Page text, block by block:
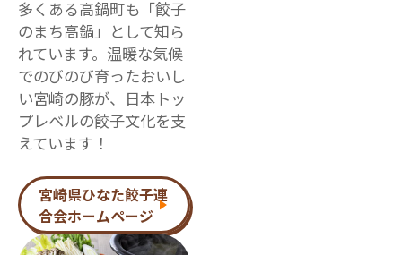
多くある高鍋町も「餃子
のまち高鍋」として知ら
れています。温暖な気候
でのびのび育ったおいし
い宮崎の豚が、日本トッ
プレベルの餃子文化を支
えています！
宮崎県ひなた餃子連
合会ホームページ